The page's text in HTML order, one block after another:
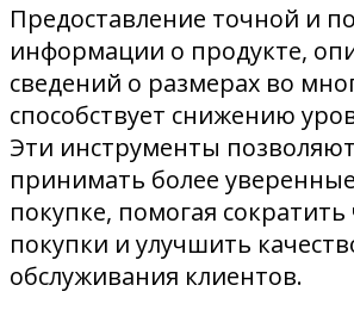
Предоставление точной и
информации о продукте,
сведений о размерах во
способствует снижению
Эти инструменты
принимать более
покупке, помогая
покупки и улучшить
обслуживания клиентов.